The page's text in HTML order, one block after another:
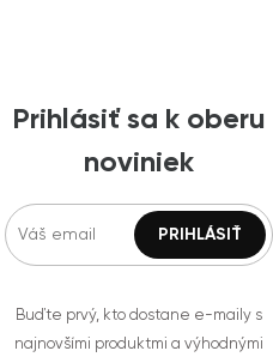
Prihlásiť sa k oberu
noviniek
Buďte prvý, kto dostane e-maily s
najnovšími produktmi a výhodnými